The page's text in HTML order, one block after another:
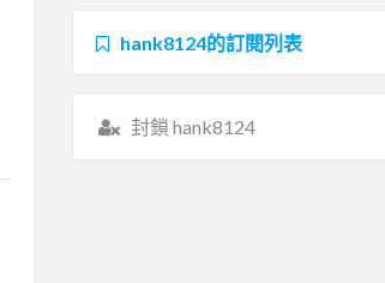
hank8124的訂閱列表
封鎖 hank8124